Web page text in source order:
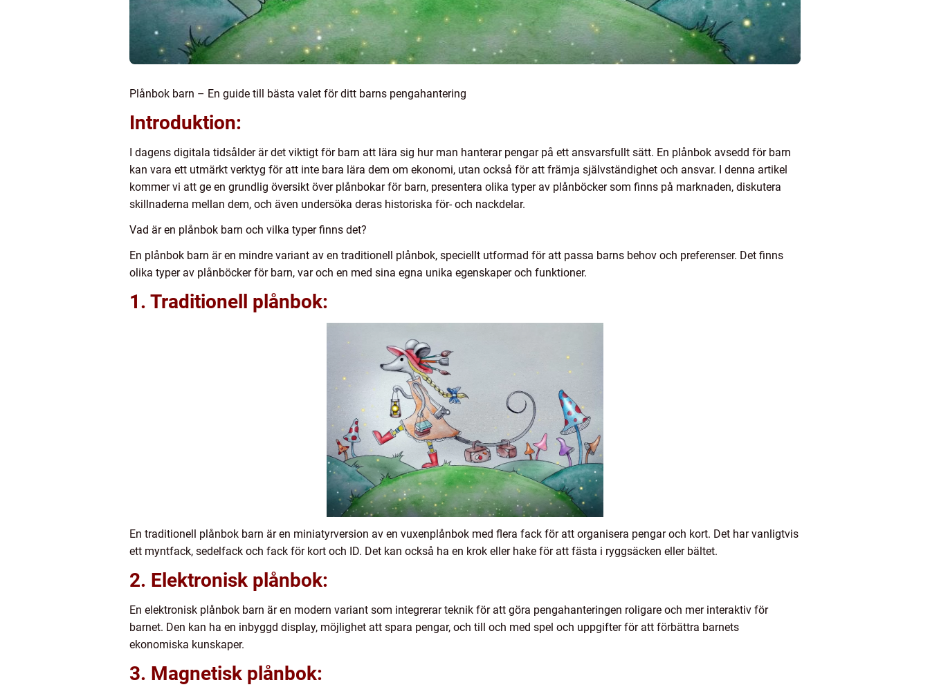
Plånbok barn – En guide till bästa valet för ditt barns pengahantering
Introduktion:
I dagens digitala tidsålder är det viktigt för barn att lära sig hur man hanterar pengar på ett ansvarsfullt sätt. En plånbok avsedd för barn
kan vara ett utmärkt verktyg för att inte bara lära dem om ekonomi, utan också för att främja självständighet och ansvar. I denna artikel
kommer vi att ge en grundlig översikt över plånbokar för barn, presentera olika typer av plånböcker som finns på marknaden, diskutera
skillnaderna mellan dem, och även undersöka deras historiska för- och nackdelar.
Vad är en plånbok barn och vilka typer finns det?
En plånbok barn är en mindre variant av en traditionell plånbok, speciellt utformad för att passa barns behov och preferenser. Det finns
olika typer av plånböcker för barn, var och en med sina egna unika egenskaper och funktioner.
1. Traditionell plånbok:
En traditionell plånbok barn är en miniatyrversion av en vuxenplånbok med flera fack för att organisera pengar och kort. Det har vanligtvis
ett myntfack, sedelfack och fack för kort och ID. Det kan också ha en krok eller hake för att fästa i ryggsäcken eller bältet.
2. Elektronisk plånbok:
En elektronisk plånbok barn är en modern variant som integrerar teknik för att göra pengahanteringen roligare och mer interaktiv för
barnet. Den kan ha en inbyggd display, möjlighet att spara pengar, och till och med spel och uppgifter för att förbättra barnets
ekonomiska kunskaper.
3. Magnetisk plånbok: